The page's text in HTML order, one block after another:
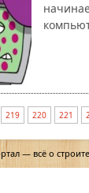
219 220 221
— всё о